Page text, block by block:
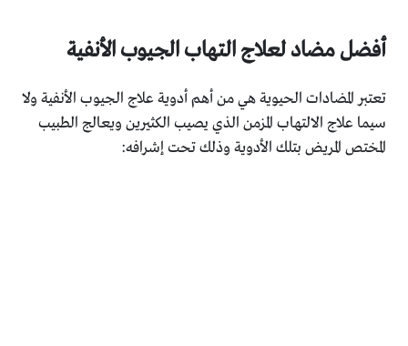
أفضل مضاد لعلاج التهاب الجيوب الأنفية
تعتبر المضادات الحيوية هي من أهم أدوية علاج الجيوب الأنفية ولا
سيما علاج الالتهاب المزمن الذي يصيب الكثيرين ويعالج الطبيب
المختص المريض بتلك الأدوية وذلك تحت إشرافه: